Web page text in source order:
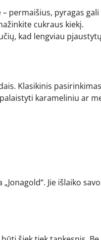
permaišius, pyragas
cukraus kiekį.
kad lengviau
Klasikinis
karameliniu ar
Jie išlaiko